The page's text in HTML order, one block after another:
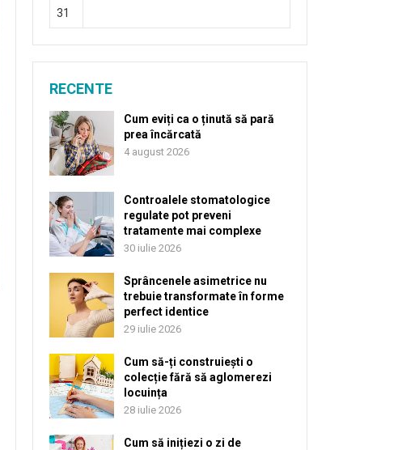
31
RECENTE
Cum eviți ca o ținută să pară
prea încărcată
4 august 2026
Controalele stomatologice
regulate pot preveni
tratamente mai complexe
30 iulie 2026
Sprâncenele asimetrice nu
trebuie transformate în forme
perfect identice
29 iulie 2026
Cum să-ți construiești o
colecție fără să aglomerezi
locuința
28 iulie 2026
Cum să inițiezi o zi de